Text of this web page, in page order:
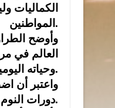
الكماليات
المواطنين.
وأوضح
العالم في
وحياته اليومية.
واعتبر أن
دورات النوم والاستيقاظ، أو مشكلات في التنفس أثناء النوم، أو الشعور بالنعاس الشديد خلال النهار.